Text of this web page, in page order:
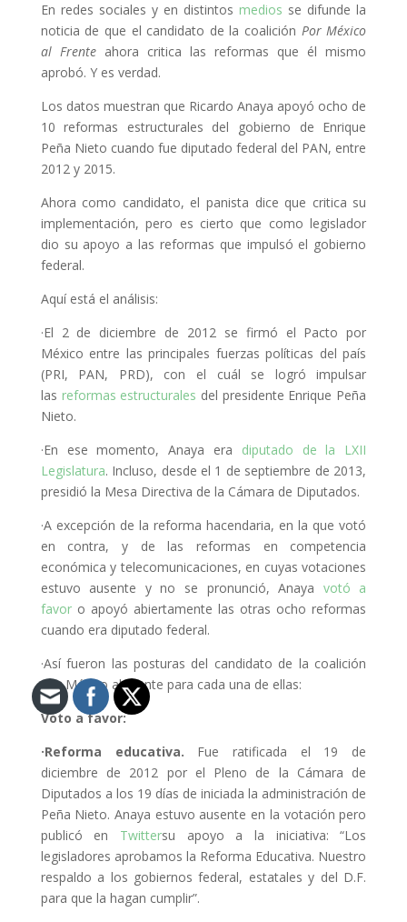
En redes sociales y en distintos medios se difunde la
noticia de que el candidato de la coalición Por México
al Frenteahora critica las reformas que él mismo
aprobó. Y es verdad.
Los datos muestran que Ricardo Anaya apoyó ocho de
10 reformas estructurales del gobierno de Enrique
Peña Nieto cuando fue diputado federal del PAN, entre
2012 y 2015.
Ahora como candidato, el panista dice que critica su
implementación, pero es cierto que como legislador
dio su apoyo a las reformas que impulsó el gobierno
federal.
Aquí está el análisis:
·El 2 de diciembre de 2012 se firmó el Pacto por
México entre las principales fuerzas políticas del país
(PRI, PAN, PRD), con el cuál se logró impulsar
las reformas estructurales del presidente Enrique Peña
Nieto.
·En ese momento, Anaya era diputado de la LXII
Legislatura. Incluso, desde el 1 de septiembre de 2013,
presidió la Mesa Directiva de la Cámara de Diputados.
·A excepción de la reforma hacendaria, en la que votó
en contra, y de las reformas en competencia
económica y telecomunicaciones, en cuyas votaciones
estuvo ausente y no se pronunció, Anaya votó a
favoro apoyó abiertamente las otras ocho reformas
cuando era diputado federal.
·Así fueron las posturas del candidato de la coalición
Por México al Frente para cada una de ellas:
Voto a favor:
·Reforma educativa. Fue ratificada el 19 de
diciembre de 2012 por el Pleno de la Cámara de
Diputados a los 19 días de iniciada la administración de
Peña Nieto. Anaya estuvo ausente en la votación pero
publicó en Twittersu apoyo a la iniciativa: “Los
legisladores aprobamos la Reforma Educativa. Nuestro
respaldo a los gobiernos federal, estatales y del D.F.
para que la hagan cumplir”.